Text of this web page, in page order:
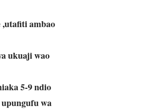
,utafiti ambao
ukuaji wao
5-9 ndio
wa